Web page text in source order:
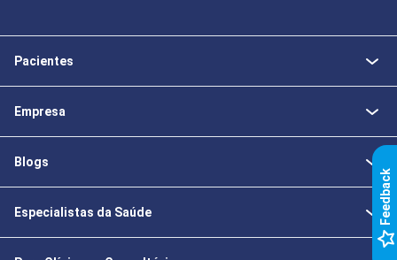
Pacientes
Empresa
Blogs
Especialistas da Saúde k